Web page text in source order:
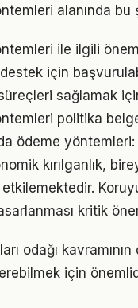
alanında bu
ile ilgili
için
sağlamak
politika
ödeme yöntemleri:
kırılganlık,
kritik
odağı
için